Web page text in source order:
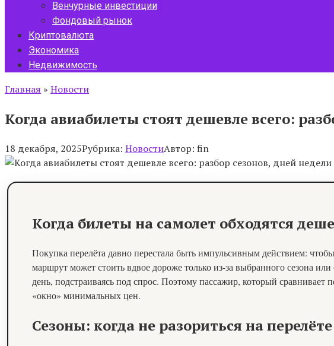
Венчурные инвестиции
Фондовый рынок
Криптовалюта
Экономика
Недвижимость
Главная » Новости
Когда авиабилеты стоят дешевле всего:
18 декабря, 2025Рубрика: НовостиАвтор: fin
Когда билеты на самолет обходятся
Покупка перелёта давно перестала быть импульсивным действием:
маршрут может стоить вдвое дороже только из-за выбранного сезона
день, подстраиваясь под спрос. Поэтому пассажир, который сравнивает
«окно» минимальных цен.
Сезоны: когда не разориться на перелёте